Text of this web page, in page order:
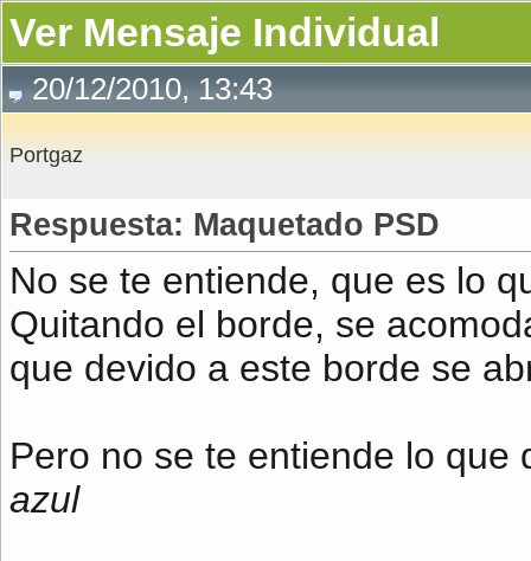
Ver Mensaje Individual
20/12/2010, 13:43
Portgaz
Respuesta: Maquetado PSD
No se te entiende, que es lo
Quitando el borde, se
que devido a este borde se
Pero no se te entiende lo que
azul